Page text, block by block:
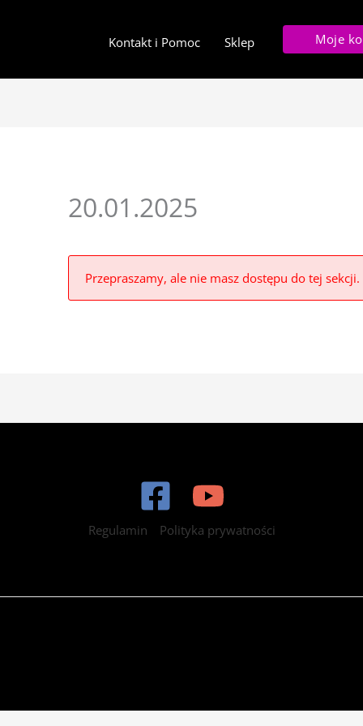
Kontakt i Pomoc Sklep Moje
20.01.2025
Przepraszamy, ale nie masz dostępu do tej sekcji.
Regulamin Polityka prywatności